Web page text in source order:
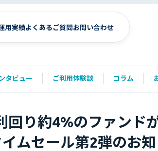
用実績よくあるご質問お問い合わせ
タビュー ご利用体験談 コラム
回り約4%のファンド
ムセール第2弾のお